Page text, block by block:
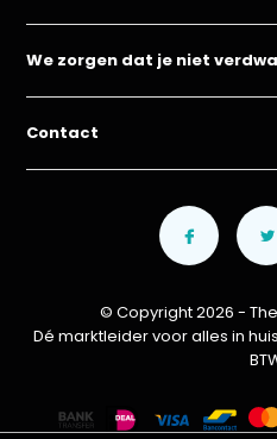
We zorgen dat je niet
Contact
© Copyright 2026 -
Dé marktleider voor alles in